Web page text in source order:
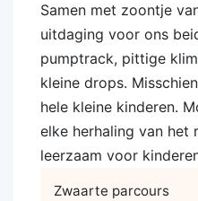
Samen met zoontje
uitdaging voor ons
pumptrack, pittige
kleine drops.
hele kleine kinderen.
elke herhaling van het
leerzaam voor
Zwaarte parcours